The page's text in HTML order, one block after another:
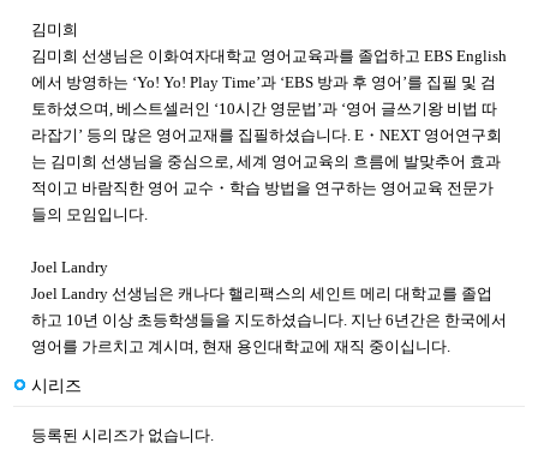
김미희
김미희 선생님은 이화여자대학교 영어교육과를 졸업하고 EBS English
에서 방영하는 ‘Yo! Yo! Play Time’과 ‘EBS 방과 후 영어’를 집필 및 검
토하셨으며, 베스트셀러인 ‘10시간 영문법’과 ‘영어 글쓰기왕 비법 따
라잡기’ 등의 많은 영어교재를 집필하셨습니다. E・NEXT 영어연구회
는 김미희 선생님을 중심으로, 세계 영어교육의 흐름에 발맞추어 효과
적이고 바람직한 영어 교수・학습 방법을 연구하는 영어교육 전문가
들의 모임입니다.
Joel Landry
Joel Landry 선생님은 캐나다 핼리팩스의 세인트 메리 대학교를 졸업
하고 10년 이상 초등학생들을 지도하셨습니다. 지난 6년간은 한국에서
영어를 가르치고 계시며, 현재 용인대학교에 재직 중이십니다.
시리즈
등록된 시리즈가 없습니다.